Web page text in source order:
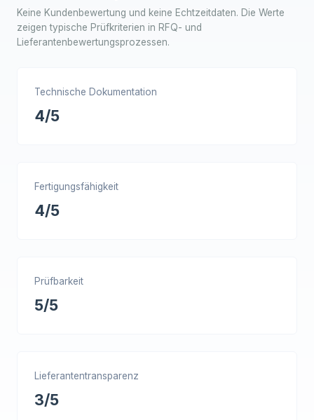
Keine Kundenbewertung und keine Echtzeitdaten. Die Werte
zeigen typische Prüfkriterien in RFQ- und
Lieferantenbewertungsprozessen.
Technische Dokumentation
4/5
Fertigungsfähigkeit
4/5
Prüfbarkeit
5/5
Lieferantentransparenz
3/5